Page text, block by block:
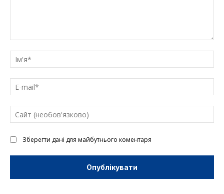
текст
Зберегти дані для майбутнього коментаря